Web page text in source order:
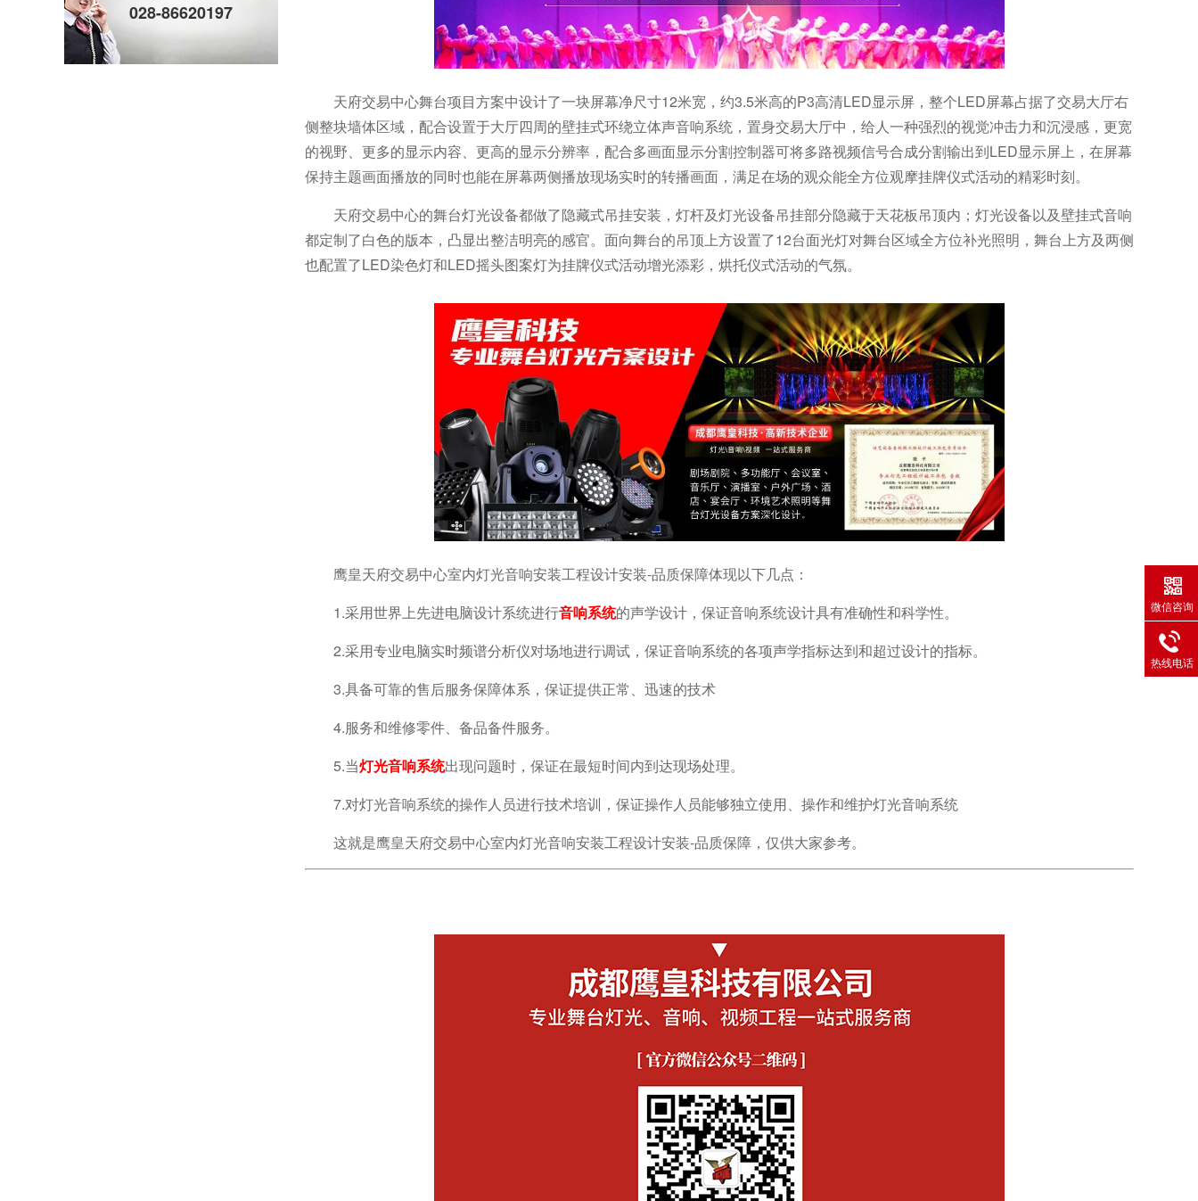
天府交易中心舞台项目方案中设计了一块屏幕净尺寸12米宽，约3.5米高的P3高清LED显示屏，整个LED屏幕占据了交易大厅右
侧整块墙体区域，配合设置于大厅四周的壁挂式环绕立体声音响系统，置身交易大厅中，给人一种强烈的视觉冲击力和沉浸感，更宽
的视野、更多的显示内容、更高的显示分辨率，配合多画面显示分割控制器可将多路视频信号合成分割输出到LED显示屏上，在屏幕
保持主题画面播放的同时也能在屏幕两侧播放现场实时的转播画面，满足在场的观众能全方位观摩挂牌仪式活动的精彩时刻。
天府交易中心的舞台灯光设备都做了隐藏式吊挂安装，灯杆及灯光设备吊挂部分隐藏于天花板吊顶内；灯光设备以及壁挂式音响
都定制了白色的版本，凸显出整洁明亮的感官。面向舞台的吊顶上方设置了12台面光灯对舞台区域全方位补光照明，舞台上方及两侧
也配置了LED染色灯和LED摇头图案灯为挂牌仪式活动增光添彩，烘托仪式活动的气氛。
鹰皇天府交易中心室内灯光音响安装工程设计安装-品质保障体现以下几点：
1.采用世界上先进电脑设计系统进行音响系统的声学设计，保证音响系统设计具有准确性和科学性。
2.采用专业电脑实时频谱分析仪对场地进行调试，保证音响系统的各项声学指标达到和超过设计的指标。
3.具备可靠的售后服务保障体系，保证提供正常、迅速的技术
4.服务和维修零件、备品备件服务。
5.当灯光音响系统出现问题时，保证在最短时间内到达现场处理。
7.对灯光音响系统的操作人员进行技术培训，保证操作人员能够独立使用、操作和维护灯光音响系统
这就是鹰皇天府交易中心室内灯光音响安装工程设计安装-品质保障，仅供大家参考。
028-86620197
微信咨询
热线电话